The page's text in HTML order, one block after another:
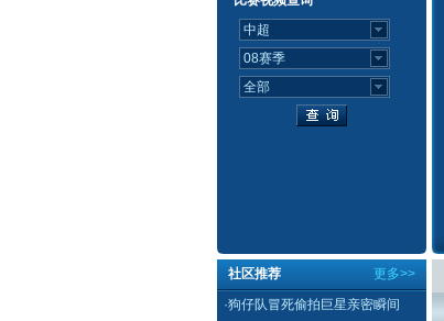
更多>>
社区推荐
·狗仔队冒死偷拍巨星亲密瞬间